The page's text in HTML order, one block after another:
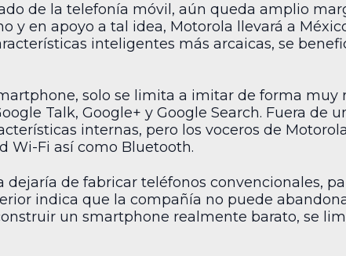
de la telefonía móvil, aún queda amplio
y en apoyo a tal idea, Motorola llevará a
inteligentes más arcaicas, se
solo se limita a imitar de forma muy
Talk, Google+ y Google Search. Fuera de
internas, pero los voceros de
Wi-Fi así como Bluetooth.
de fabricar teléfonos convencionales,
indica que la compañía no puede
un smartphone realmente barato, se